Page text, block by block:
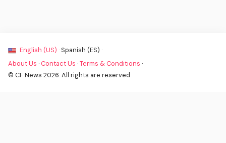
English (US) · Spanish (ES) ·
About Us · Contact Us ·Terms & Conditions ·
© CF News 2026. All rights are reserved